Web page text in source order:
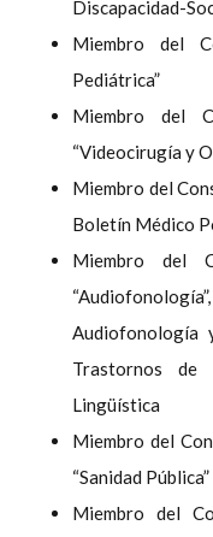
Discapacidad-
Miembro del
Pediátrica”
Miembro del
“Videocirugía y
Miembro del
Boletín Médico
Miembro del
Audiofonología
Trastornos de
Lingüística
Miembro del
“Sanidad Pública”
Miembro del